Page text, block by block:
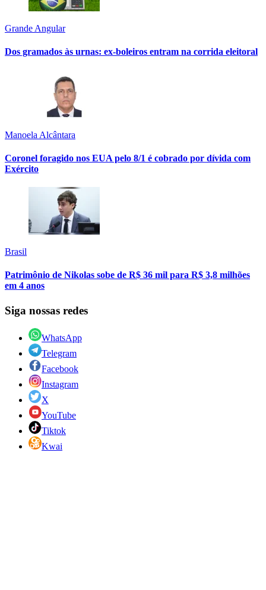
Grande Angular
Dos gramados às urnas: ex-boleiros entram na corrida eleitoral
Manoela Alcântara
Coronel foragido nos EUA pelo 8/1 é cobrado por dívida com
Exército
Brasil
Patrimônio de Nikolas sobe de R$ 36 mil para R$ 3,8 milhões
em 4 anos
Siga nossas redes
WhatsApp
Telegram
Facebook
Instagram
X
YouTube
Tiktok
Kwai